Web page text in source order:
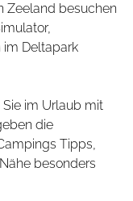
Zeeland besuchen
im Deltapark
Sie im Urlaub mit
die
Tipps,
besonders